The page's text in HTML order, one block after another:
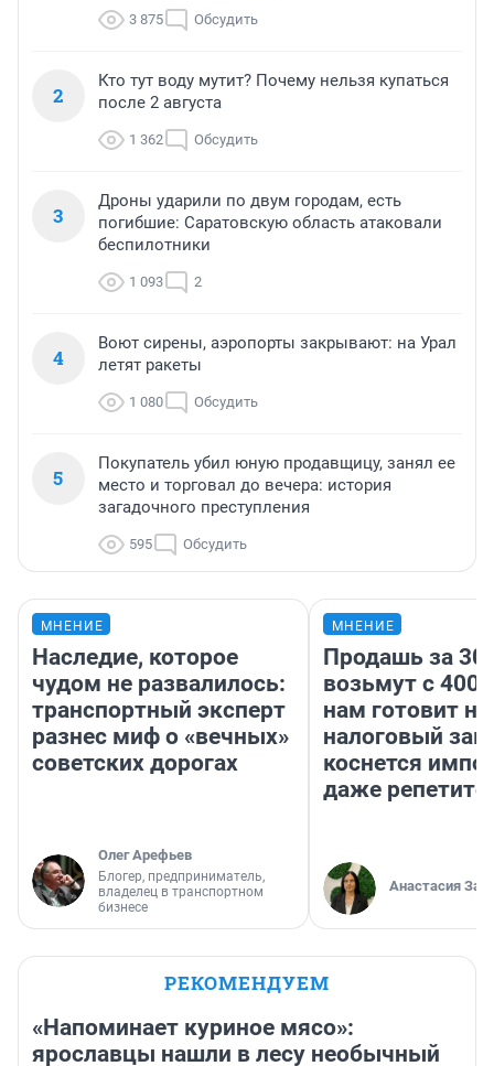
3 875 Обсудить
2
Кто тут воду мутит? Почему нельзя купаться
после 2 августа
1 362 Обсудить
3
Дроны ударили по двум городам, есть
погибшие: Саратовскую область атаковали
беспилотники
1 093 2
4
Воют сирены, аэропорты закрывают: на Урал
летят ракеты
1 080 Обсудить
5
Покупатель убил юную продавщицу, занял ее
место и торговал до вечера: история
загадочного преступления
595 Обсудить
МНЕНИЕ
Наследие, которое
чудом не развалилось:
транспортный эксперт
разнес миф о «вечных»
советских дорогах
Олег Арефьев
Блогер, предприниматель,
владелец в транспортном
бизнесе
МНЕНИЕ
Продашь за
возьмут с
нам готовит
налоговый
коснется
даже
Анастасия
РЕКОМЕНДУЕМ
«Напоминает куриное мясо»:
ярославцы нашли в лесу необычный